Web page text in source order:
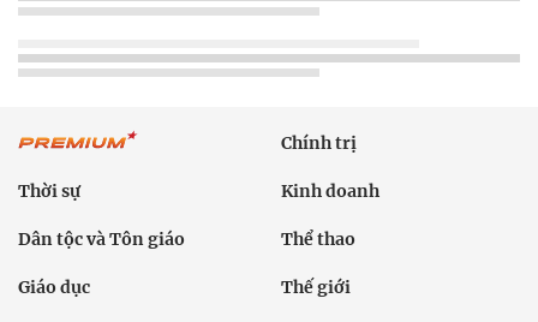
Chính trị
Thời sự Kinh doanh
Dân tộc và Tôn giáo Thể thao
Giáo dục Thế giới